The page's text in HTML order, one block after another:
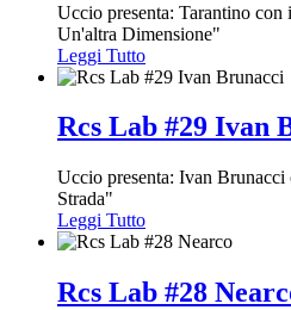
Uccio presenta: Tarantino
Un'altra Dimensione"
Leggi Tutto
Rcs Lab #29 Ivan
Uccio presenta: Ivan
Strada"
Leggi Tutto
Rcs Lab #28